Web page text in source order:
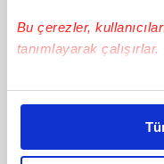
Bu çerezler,
tanımlayarak çalışırlar.
Bu çerezlere izin
daha iyi reklam
amacımızın size